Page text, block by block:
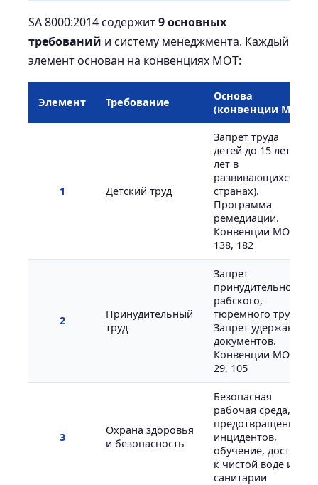
SA 8000:2014 содержит9 основных
требований и систему менеджмента. Каждый
элемент основан на конвенциях МОТ:
Элемент Требование
Основа
(конвенции МОТ)
1 Детский труд
Запрет труда
детей до 15 лет (14
лет в
развивающихся
странах).
Программа
ремедиации.
Конвенции МОТ
138, 182
2
Принудительный
труд
Запрет
принудительного,
рабского,
тюремного труда.
Запрет удержания
документов.
Конвенции МОТ
29, 105
3
Охрана здоровья
и безопасность
Безопасная
рабочая среда,
предотвращение
инцидентов,
обучение, доступ
к чистой воде и
санитарии